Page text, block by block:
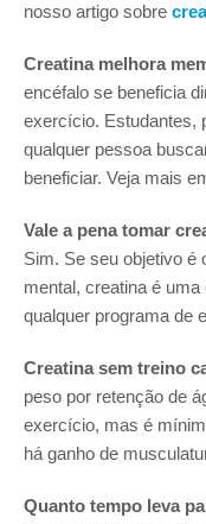
nosso artigo sobre
Creatina melhora
encéfalo se beneficia
exercício. Estudantes,
qualquer pessoa
beneficiar. Veja mais
Vale a pena tomar
Sim. Se seu objetivo é
mental, creatina é
qualquer programa de
Creatina sem treino
peso por retenção de
exercício, mas é
há ganho de
Quanto tempo leva